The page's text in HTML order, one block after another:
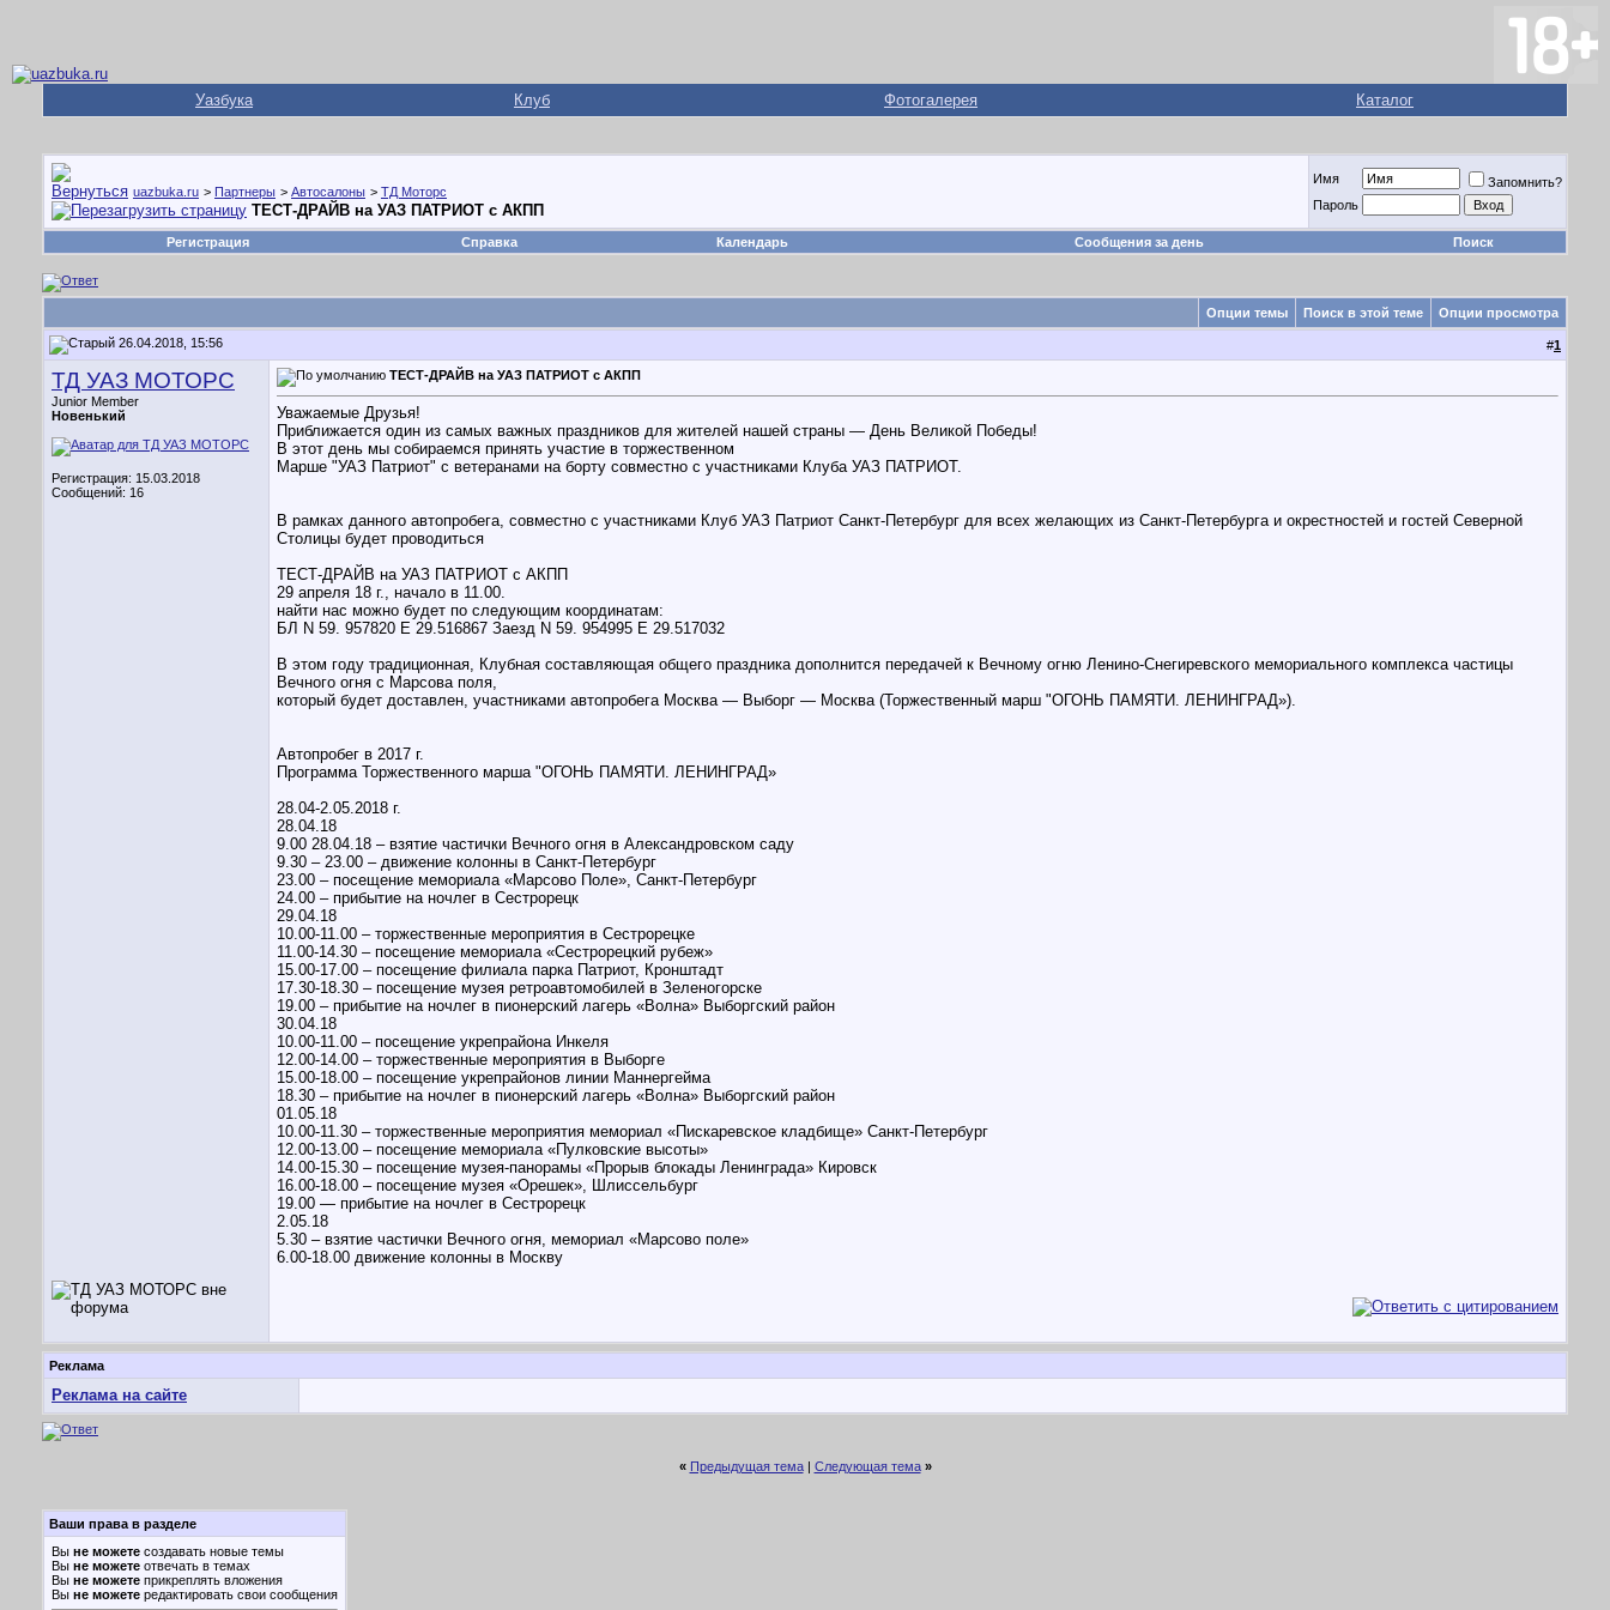
Уазбука Клуб Фотогалерея Каталог
uazbuka.ru > Партнеры > Автосалоны > ТД Моторс
ТЕСТ-ДРАЙВ на УАЗ ПАТРИОТ с АКПП
Имя
Запомнить?
Пароль
Регистрация Справка Календарь Сообщения за день Поиск
Опции темы Поиск в этой теме Опции просмотра
26.04.2018, 15:56 #1
ТД УАЗ МОТОРС
Junior Member
Новенький
Регистрация: 15.03.2018
Сообщений: 16
ТЕСТ-ДРАЙВ на УАЗ ПАТРИОТ с АКПП
Уважаемые Друзья!
Приближается один из самых важных праздников для жителей нашей страны — День Великой Победы!
В этот день мы собираемся принять участие в торжественном
Марше "УАЗ Патриот" с ветеранами на борту совместно с участниками Клуба УАЗ ПАТРИОТ.
В рамках данного автопробега, совместно с участниками Клуб УАЗ Патриот Санкт-Петербург для всех желающих из Санкт-Петербурга и окрестностей и гостей Северной
Столицы будет проводиться
ТЕСТ-ДРАЙВ на УАЗ ПАТРИОТ с АКПП
29 апреля 18 г., начало в 11.00.
найти нас можно будет по следующим координатам:
БЛ N 59. 957820 Е 29.516867 Заезд N 59. 954995 Е 29.517032
В этом году традиционная, Клубная составляющая общего праздника дополнится передачей к Вечному огню Ленино-Снегиревского мемориального комплекса частицы
Вечного огня с Марсова поля,
который будет доставлен, участниками автопробега Москва — Выборг — Москва (Торжественный марш "ОГОНЬ ПАМЯТИ. ЛЕНИНГРАД»).
Автопробег в 2017 г.
Программа Торжественного марша "ОГОНЬ ПАМЯТИ. ЛЕНИНГРАД»
28.04-2.05.2018 г.
28.04.18
9.00 28.04.18 – взятие частички Вечного огня в Александровском саду
9.30 – 23.00 – движение колонны в Санкт-Петербург
23.00 – посещение мемориала «Марсово Поле», Санкт-Петербург
24.00 – прибытие на ночлег в Сестрорецк
29.04.18
10.00-11.00 – торжественные мероприятия в Сестрорецке
11.00-14.30 – посещение мемориала «Сестрорецкий рубеж»
15.00-17.00 – посещение филиала парка Патриот, Кронштадт
17.30-18.30 – посещение музея ретроавтомобилей в Зеленогорске
19.00 – прибытие на ночлег в пионерский лагерь «Волна» Выборгский район
30.04.18
10.00-11.00 – посещение укрепрайона Инкеля
12.00-14.00 – торжественные мероприятия в Выборге
15.00-18.00 – посещение укрепрайонов линии Маннергейма
18.30 – прибытие на ночлег в пионерский лагерь «Волна» Выборгский район
01.05.18
10.00-11.30 – торжественные мероприятия мемориал «Пискаревское кладбище» Санкт-Петербург
12.00-13.00 – посещение мемориала «Пулковские высоты»
14.00-15.30 – посещение музея-панорамы «Прорыв блокады Ленинграда» Кировск
16.00-18.00 – посещение музея «Орешек», Шлиссельбург
19.00 — прибытие на ночлег в Сестрорецк
2.05.18
5.30 – взятие частички Вечного огня, мемориал «Марсово поле»
6.00-18.00 движение колонны в Москву
Реклама
Реклама на сайте
« Предыдущая тема| Следующая тема »
Ваши права в разделе
Вы не можете создавать новые темы
Вы не можете отвечать в темах
Вы не можете прикреплять вложения
Вы не можете редактировать свои сообщения